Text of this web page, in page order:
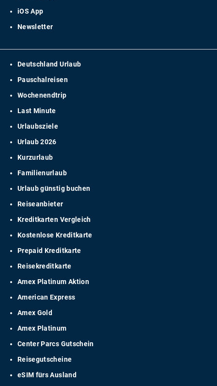
iOS App
Newsletter
Deutschland Urlaub
Pauschalreisen
Wochenendtrip
Last Minute
Urlaubsziele
Urlaub 2026
Kurzurlaub
Familienurlaub
Urlaub günstig buchen
Reiseanbieter
Kreditkarten Vergleich
Kostenlose Kreditkarte
Prepaid Kreditkarte
Reisekreditkarte
Amex Platinum Aktion
American Express
Amex Gold
Amex Platinum
Center Parcs Gutschein
Reisegutscheine
eSIM fürs Ausland